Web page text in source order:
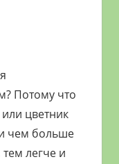
Потому что
цветник
чем больше
легче и